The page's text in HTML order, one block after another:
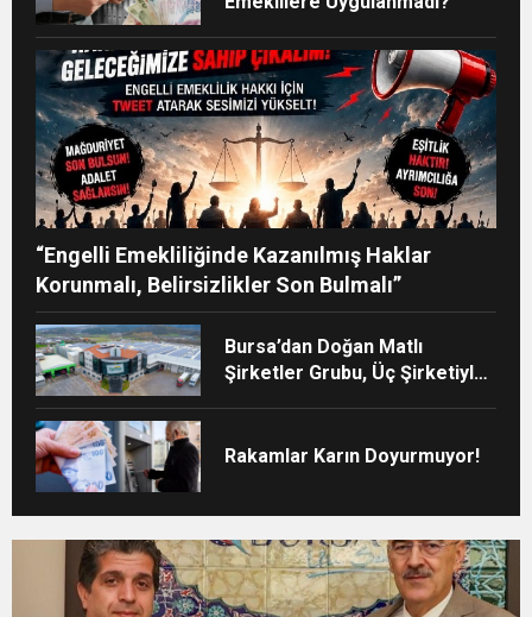
“Engelli Emekliliğinde Kazanılmış Haklar
Korunmalı, Belirsizlikler Son Bulmalı”
Bursa’dan Doğan Matlı
Şirketler Grubu, Üç Şirketiyle
Rakamlar Karın Doyurmuyor!